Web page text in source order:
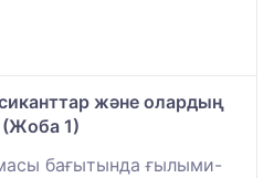
және олардың
(Жоба 1)
бағытында ғылыми-